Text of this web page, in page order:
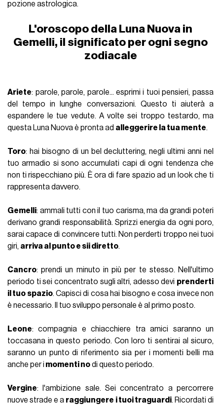
pozione astrologica.
L'oroscopo della Luna Nuova in
Gemelli, il significato per ogni segno
zodiacale
Ariete: parole, parole, parole... esprimi i tuoi pensieri, passa
del tempo in lunghe conversazioni. Questo ti aiuterà a
espandere le tue vedute. A volte sei troppo testardo, ma
questa Luna Nuova è pronta ad alleggerire la tua mente.
Toro: hai bisogno di un beldecluttering, negli ultimi anni nel
tuo armadio si sono accumulati capi di ogni tendenza che
non ti rispecchiano più. È ora di fare spazio ad un look che ti
rappresenta davvero.
Gemelli: ammali tutti con il tuo carisma, ma da grandi poteri
derivano grandi responsabilità. Sprizzi energia da ogni poro,
sarai capace di convincere tutti. Non perderti troppo nei tuoi
giri, arriva al punto e sii diretto.
Cancro: prendi un minuto in più per te stesso. Nell'ultimo
periodo ti sei concentrato sugli altri, adesso devi prenderti
il tuo spazio. Capisci di cosa hai bisogno e cosa invece non
è necessario. Il tuo sviluppo personale è al primo posto.
Leone: compagnia e chiacchiere tra amici saranno un
toccasana in questo periodo. Con loro ti sentirai al sicuro,
saranno un punto di riferimento sia per i momenti belli ma
anche per i momenti nodi questo periodo.
Vergine: l'ambizione sale. Sei concentrato a percorrere
nuove strade e a raggiungere i tuoi traguardi. Ricordati di